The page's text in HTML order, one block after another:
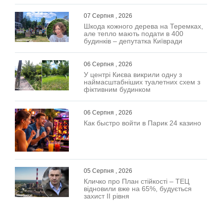
07 Серпня , 2026
Шкода кожного дерева на Теремках,
але тепло мають подати в 400
будинків – депутатка Київради
06 Серпня , 2026
У центрі Києва викрили одну з
наймасштабніших туалетних схем з
фіктивним будинком
06 Серпня , 2026
Как быстро войти в Парик 24 казино
05 Серпня , 2026
Кличко про План стійкості – ТЕЦ
відновили вже на 65%, будується
захист ІІ рівня